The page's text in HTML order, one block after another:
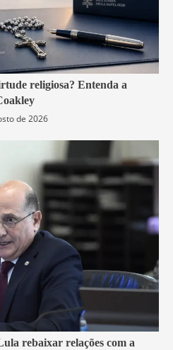
religiosa? Entenda a
de 2026
rebaixar relações com a